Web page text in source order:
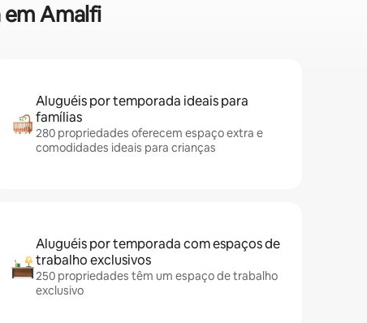
em Amalfi
Aluguéis por temporada ideais para
famílias
280 propriedades oferecem espaço extra e
comodidades ideais para crianças
Aluguéis por temporada com espaços de
trabalho exclusivos
250 propriedades têm um espaço de trabalho
exclusivo